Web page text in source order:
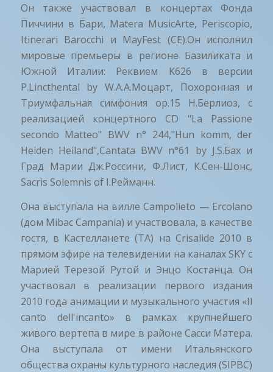
Он также участвовал в концертах Фонда
Пиччини в Бари, Matera MusicArte, Periscopio,
Itinerari Barocchi и MayFest (CE).Он исполнил
мировые премьеры в регионе Базиликата и
Южной Италии: Реквием K626 в версии
P.Lincthental by W.А.А.Моцарт, Похоронная и
Триумфальная симфония op.15 H.Берлиоз, с
реализацией концертного CD "La Passione
secondo Matteo" BWV n° 244,"Hun komm, der
Heiden Heiland",Cantata BWV n°61 by J.S.Бах и
Град Марии Дж.Россини, Ф.Лист, К.Сен-Шонс,
Sacris Solemnis of I.Рейманн.
Она выступала на вилле Campolieto — Ercolano
(дом Mibac Campania) и участвовала, в качестве
гостя, в Кастелланете (TA) на Crisalide 2010 в
прямом эфире на телевидении на каналах SKY с
Марией Терезой Рутой и Энцо Костанца. Он
участвовал в реализации первого издания
2010 года анимации и музыкального участия «Il
canto dell'incanto» в рамках крупнейшего
живого вертепа в мире в районе Сасси Матера.
Она выступала от имени Итальянского
общества охраны культурного наследия (SIPBC)